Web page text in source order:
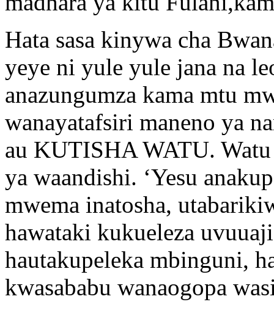
Hata sasa kinywa cha
yeye ni yule yule jana na
anazungumza kama mtu
wanayatafsiri maneno ya
au KUTISHA WATU.
ya waandishi. ‘Yesu
mwema inatosha,
hawataki kukueleza
hautakupeleka mbinguni,
kwasababu wanaogopa